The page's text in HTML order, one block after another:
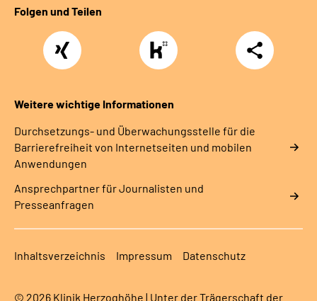
Folgen und Teilen
Xing
https://www.kununu.com/de/deutsche-
rentenversicherung-
nordbayern6
Teilen
Weitere wichtige Informationen
Durchsetzungs- und Überwachungsstelle für die
Barrierefreiheit von Internetseiten und mobilen
Anwendungen
Ansprechpartner für Journalisten und
Presseanfragen
Inhaltsverzeichnis Impressum Datenschutz
© 2026 Klinik Herzoghöhe | Unter der Trägerschaft der